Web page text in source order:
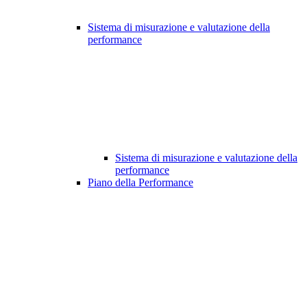
Sistema di misurazione e valutazione della
performance
Sistema di misurazione e valutazione della
performance
Piano della Performance